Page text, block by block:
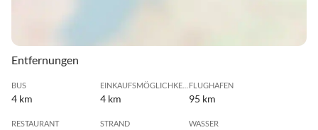
Entfernungen
BUS
4 km
EINKAUFSMÖGLICHKEIT
4 km
FLUGHAFEN
95 km
RESTAURANT STRAND WASSER